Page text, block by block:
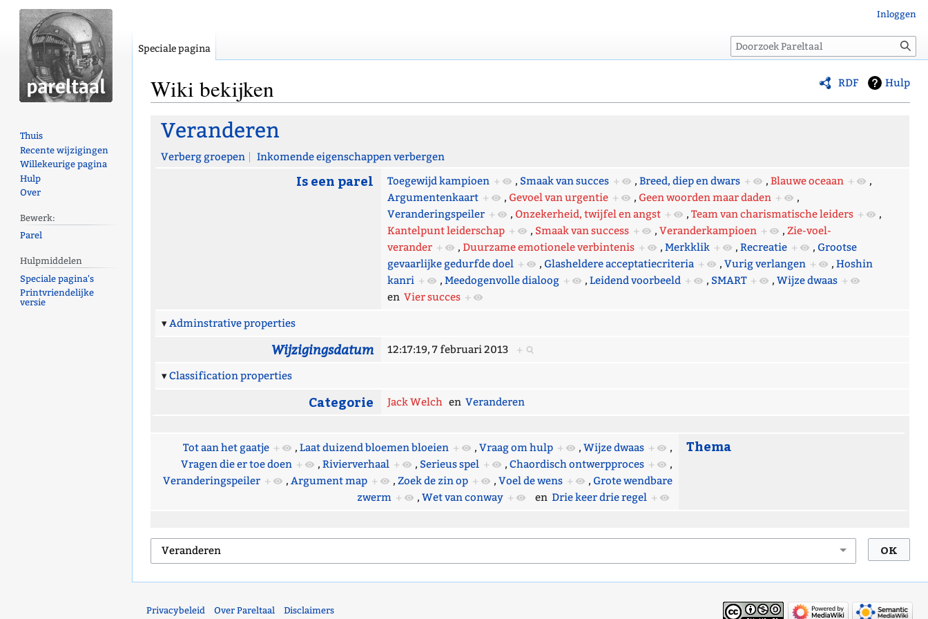
RDF Hulp
Wiki bekijken
Naar
navigatie
springen
Naar
zoeken
springen
Veranderen
Verberg groepen Inkomende eigenschappen verbergen
Is een parel Toegewijd kampioen + , Smaak van succes + , Breed, diep en dwars + , Blauwe oceaan +
,
Argumentenkaart + , Gevoel van urgentie + , Geen woorden maar daden +
,
Veranderingspeiler + , Onzekerheid, twijfel en angst + , Team van charismatische leiders +
,
Kantelpunt leiderschap + , Smaak van success + , Veranderkampioen + , Zie-voel-
verander + , Duurzame emotionele verbintenis + , Merkklik + , Recreatie + , Grootse
gevaarlijke gedurfde doel + , Glasheldere acceptatiecriteria + , Vurig verlangen + , Hoshin
kanri + , Meedogenvolle dialoog + , Leidend voorbeeld + , SMART + , Wijze dwaas +
en Vier succes +
Adminstrative properties
Wijzigingsdatum 12:17:19, 7 februari 2013 +
Classification properties
Categorie Jack Welchen Veranderen
Tot aan het gaatje + , Laat duizend bloemen bloeien + , Vraag om hulp + , Wijze dwaas +
,
Vragen die er toe doen + , Rivierverhaal + , Serieus spel + , Chaordisch ontwerpproces +
,
Veranderingspeiler + , Argument map + , Zoek de zin op + , Voel de wens + , Grote wendbare
zwerm + , Wet van conway + en Drie keer drie regel +
Thema
Inloggen
Speciale pagina Zoeken
Thuis
Recente wijzigingen
Willekeurige pagina
Hulp
Over
Bewerk:
Parel
Hulpmiddelen
Speciale pagina's
Printvriendelijke
versie
Privacybeleid Over Pareltaal Disclaimers